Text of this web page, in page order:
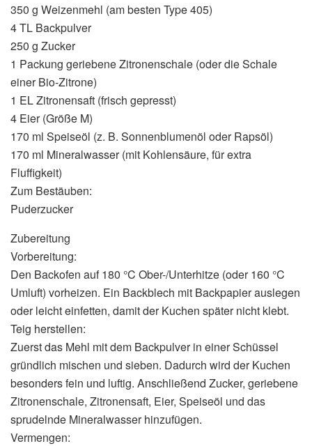
350 g Weizenmehl (am besten Type 405)
4 TL Backpulver
250 g Zucker
1 Packung geriebene Zitronenschale (oder die Schale
einer Bio-Zitrone)
1 EL Zitronensaft (frisch gepresst)
4 Eier (Größe M)
170 ml Speiseöl (z. B. Sonnenblumenöl oder Rapsöl)
170 ml Mineralwasser (mit Kohlensäure, für extra
Fluffigkeit)
Zum Bestäuben:
Puderzucker
Zubereitung
Vorbereitung:
Den Backofen auf 180 °C Ober-/Unterhitze (oder 160 °C
Umluft) vorheizen. Ein Backblech mit Backpapier auslegen
oder leicht einfetten, damit der Kuchen später nicht klebt.
Teig herstellen:
Zuerst das Mehl mit dem Backpulver in einer Schüssel
gründlich mischen und sieben. Dadurch wird der Kuchen
besonders fein und luftig. Anschließend Zucker, geriebene
Zitronenschale, Zitronensaft, Eier, Speiseöl und das
sprudelnde Mineralwasser hinzufügen.
Vermengen: